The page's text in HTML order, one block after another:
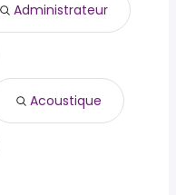
Administrateur
Acoustique